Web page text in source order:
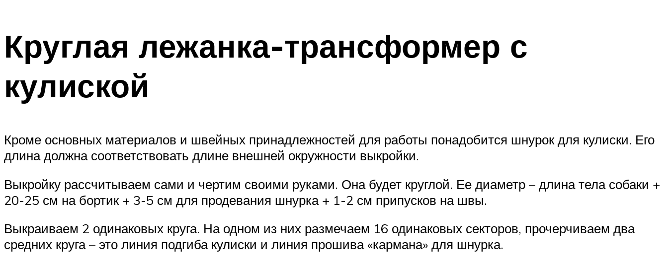
Круглая лежанка-трансформер с
кулиской
Кроме основных материалов и швейных принадлежностей для работы понадобится шнурок для кулиски. Его
длина должна соответствовать длине внешней окружности выкройки.
Выкройку рассчитываем сами и чертим своими руками. Она будет круглой. Ее диаметр – длина тела собаки +
20-25 см на бортик + 3-5 см для продевания шнурка + 1-2 см припусков на швы.
Выкраиваем 2 одинаковых круга. На одном из них размечаем 16 одинаковых секторов, прочерчиваем два
средних круга – это линия подгиба кулиски и линия прошива «кармана» для шнурка.